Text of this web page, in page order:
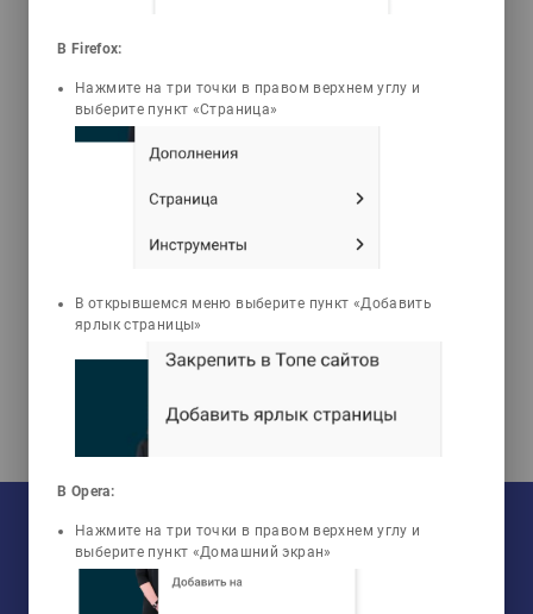
Contents
live_help
Tests
Адильхановна
нормирования и
На текущий момент:
Мы сотрудничаем с33университетами
У нас обучается960групп
Зарегистрировано50759
456806 элементов
Мы в соцсетях:
В Firefox:
Нажмите на три точки в правом верхнем углу и
выберите пункт «Страница»
В открывшемся меню выберите пункт «Добавить
ярлык страницы»
В Opera:
Нажмите на три точки в правом верхнем углу и
выберите пункт «Домашний экран»